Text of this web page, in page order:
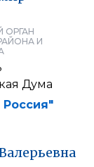
ОРГАН
И
Дума